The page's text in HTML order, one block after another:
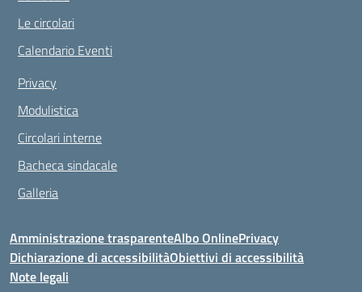
Le circolari
Calendario Eventi
Privacy
Modulistica
Circolari interne
Bacheca sindacale
Galleria
Amministrazione trasparenteAlbo OnlinePrivacy
Dichiarazione di accessibilitàObiettivi di accessibilità
Note legali